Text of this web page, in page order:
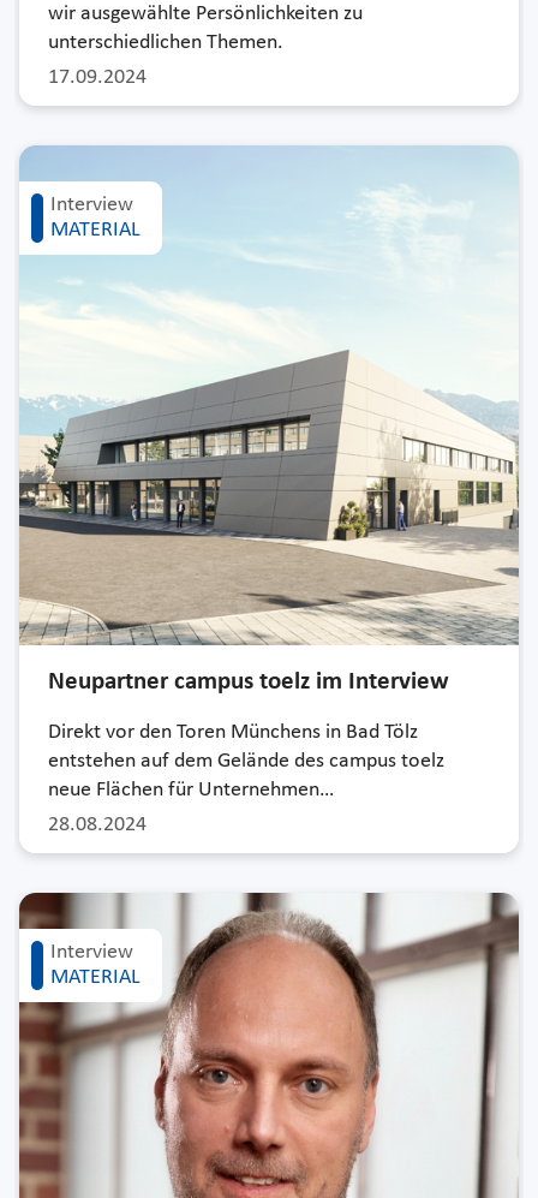
17.09.2024
wir ausgewählte Persönlichkeiten zu
unterschiedlichen Themen.
Interview
MATERIAL
28.08.2024
Neupartner campus toelz im Interview
Direkt vor den Toren Münchens in Bad Tölz
entstehen auf dem Gelände des campus toelz
neue Flächen für Unternehmen…
Interview
MATERIAL